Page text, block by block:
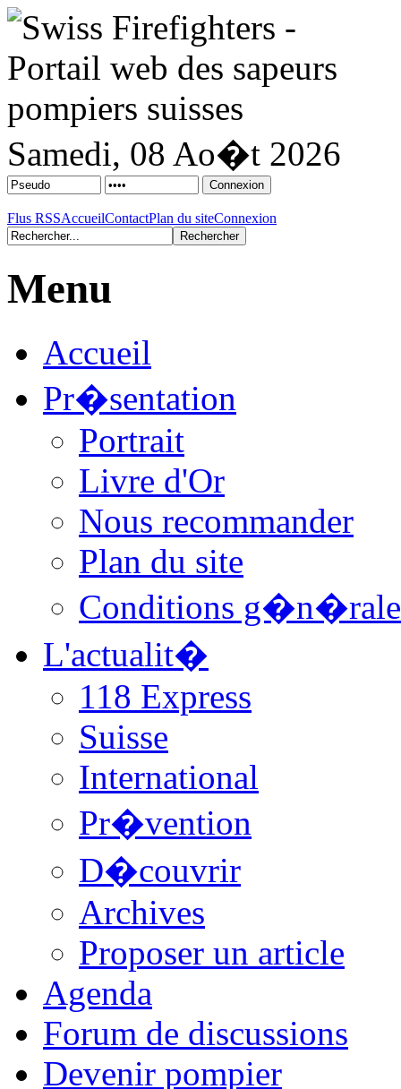
Samedi, 08 Ao�t 2026
Flus RSSAccueilContactPlan du siteConnexion
Menu
Accueil
Pr�sentation
Portrait
Livre d'Or
Nous recommander
Plan du site
Conditions
L'actualit�
118 Express
Suisse
International
Pr�vention
D�couvrir
Archives
Proposer un article
Agenda
Forum de discussions
Devenir pompier